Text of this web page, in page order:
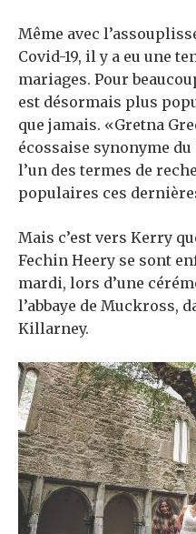
Même avec
Covid-19, il y a eu une
mariages. Pour
est désormais plus
que jamais. «Gretna
écossaise synonyme
l’un des termes de
populaires ces
Mais c’est vers Kerry
Fechin Heery se sont
mardi, lors d’une
l’abbaye de Muckross,
Killarney.